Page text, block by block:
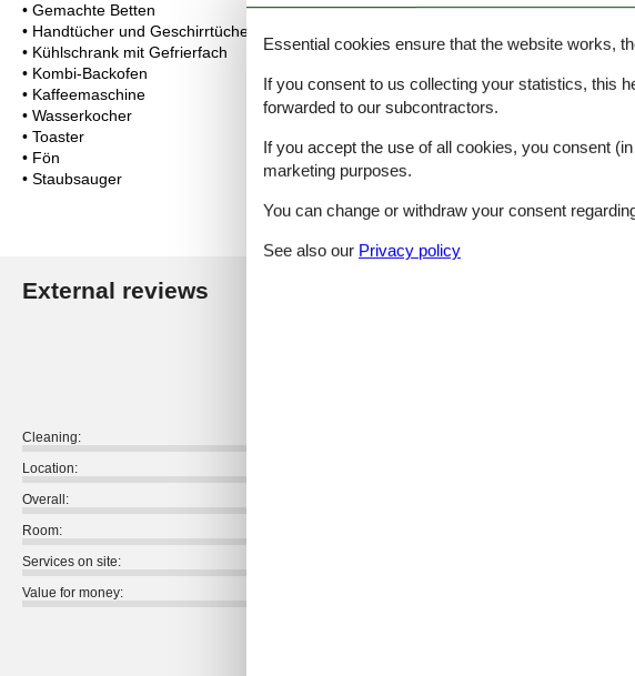
• Gemachte Betten
• Handtücher und Geschirrtücher
• Kühlschrank mit Gefrierfach
• Kombi-Backofen
• Kaffeemaschine
• Wasserkocher
• Toaster
• Fön
• Staubsauger
External reviews
Cleaning:
Location:
Overall:
Room:
Services on site:
Value for money:
Essential cookies ensure that the website works,
If you consent to us collecting your statistics, this
forwarded to our subcontractors.
If you accept the use of all cookies, you consent
marketing purposes.
You can change or withdraw your consent
See also our Privacy policy